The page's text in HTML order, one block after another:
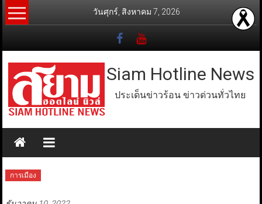
Skip
to
วันศุกร์, สิงหาคม 7, 2026
Siam Hotline News
ประเด็นข่าวร้อน ข่าวด่วนทั่วไทย
การเมือง